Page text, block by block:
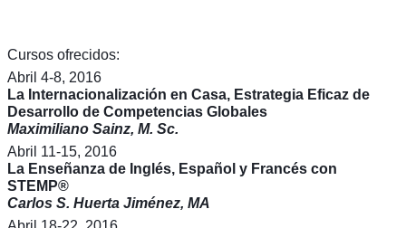
Cursos ofrecidos:
Abril 4-8, 2016
La Internacionalización en Casa, Estrategia Eficaz de
Desarrollo de Competencias Globales
Maximiliano Sainz, M. Sc.
Abril 11-15, 2016
La Enseñanza de Inglés, Español y Francés con
STEMP®
Carlos S. Huerta Jiménez, MA